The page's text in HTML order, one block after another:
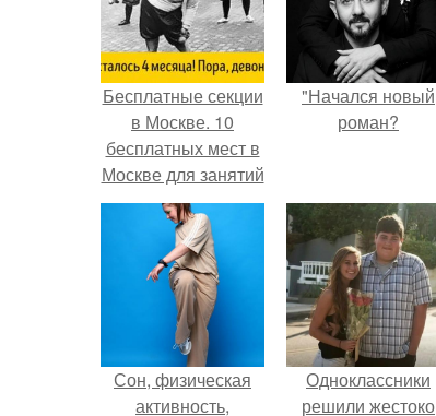
Бесплатные секции
в Москве. 10
бесплатных мест в
Москве для занятий
спортом.
"Начался новый
роман?
Сон, физическая
активность,
Одноклассники
решили жестоко